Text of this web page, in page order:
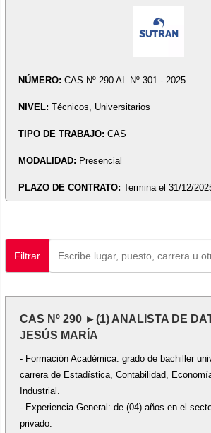
NÚMERO: CAS Nº 290 AL Nº 301 - 2025
NIVEL: Técnicos, Universitarios
TIPO DE TRABAJO: CAS
MODALIDAD: Presencial
PLAZO DE CONTRATO: Termina el 31/12/
Filtrar
CAS Nº 290 ►(1) ANALISTA DE
JESÚS MARÍA
- Formación Académica: grado de bachiller
carrera de Estadística, Contabilidad,
Industrial.
- Experiencia General: de (04) años en el
privado.